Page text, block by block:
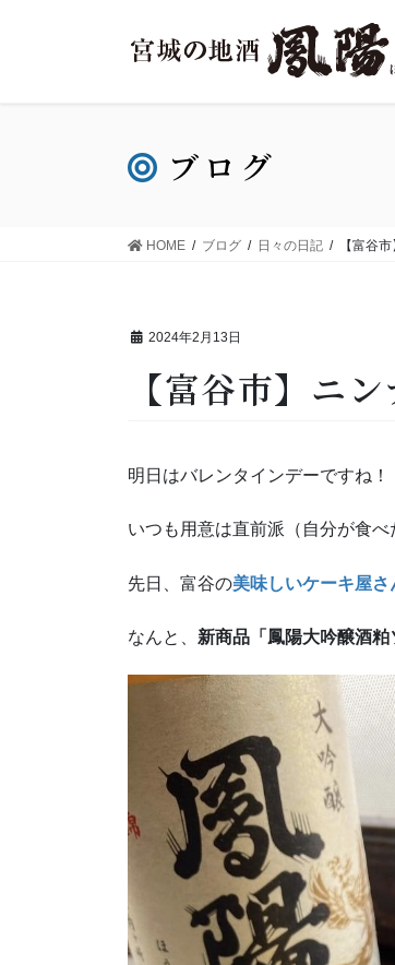
ブログ
HOME ブログ 日々の日記 【富谷
2024年2月13日
【富谷市】ニ
明日はバレンタインデーですね！
いつも用意は直前派（自分が食べ
先日、富谷の美味しいケーキ屋
なんと、 新商品「鳳陽大吟醸酒